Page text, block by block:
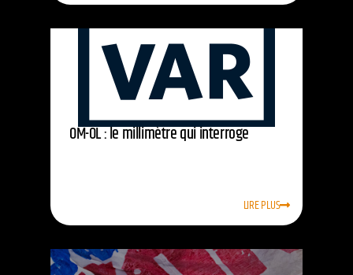
OM-OL : le millimètre qui interroge
LIRE PLUS